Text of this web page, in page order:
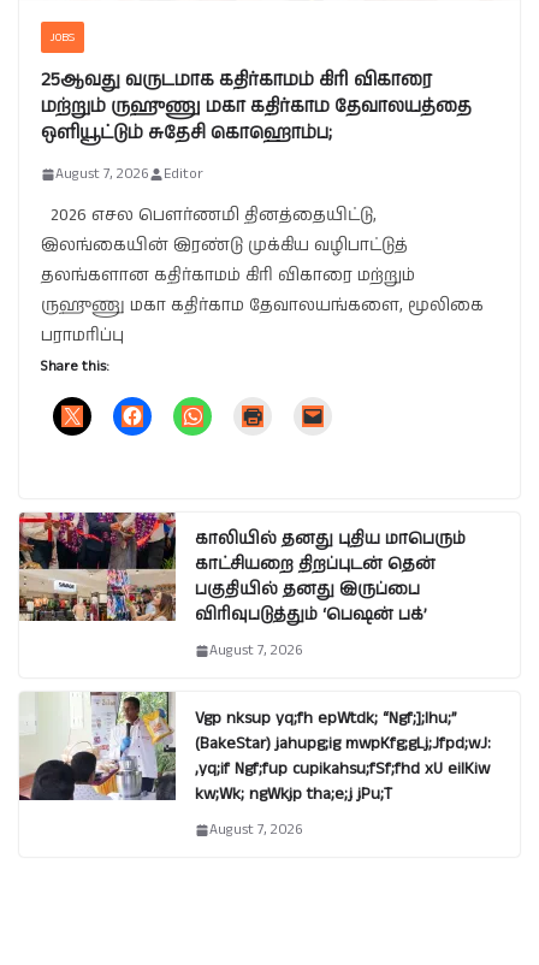
JOBS
25ஆவது வருடமாக கதிர்காமம் கிரி விகாரை
மற்றும் ருஹுணு மகா கதிர்காம தேவாலயத்தை
ஒளியூட்டும் சுதேசி கொஹொம்ப;
August 7, 2026 Editor
2026 எசல பௌர்ணமி தினத்தையிட்டு,
இலங்கையின் இரண்டு முக்கிய வழிபாட்டுத்
தலங்களான கதிர்காமம் கிரி விகாரை மற்றும்
ருஹுணு மகா கதிர்காம தேவாலயங்களை, மூலிகை
பராமரிப்பு
Share this:
காலியில் தனது புதிய மாபெரும்
காட்சியறை திறப்புடன் தென்
பகுதியில் தனது இருப்பை
விரிவுபடுத்தும் ‘பெஷன் பக்’
August 7, 2026
Vgp nksup yq;fh epWtdk; “Ngf;];lhu;”
(BakeStar) jahupg;ig mwpKfg;gLj;Jfpd;wJ:
,yq;if Ngf;fup cupikahsu;fSf;fhd xU eilKiw
kw;Wk; ngWkjp tha;e;j jPu;T
August 7, 2026